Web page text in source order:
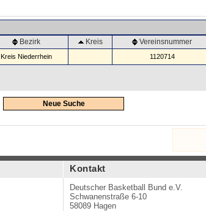
Bezirk Kreis Vereinsnummer
Kreis Niederrhein 1120714
Neue Suche
Kontakt
Deutscher Basketball Bund e.V.
Schwanenstraße 6-10
58089 Hagen